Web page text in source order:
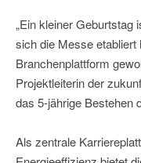
„Ein kleiner Geburtstag
sich die Messe
Branchenplattform
Projektleiterin der
das 5-jährige Bestehen
Als zentrale